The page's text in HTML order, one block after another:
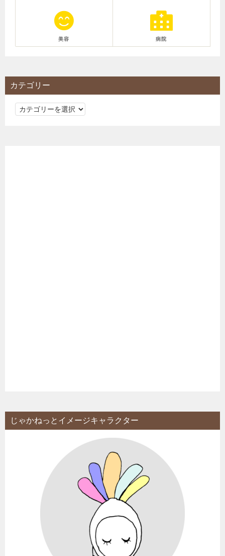
美容 病院
カテゴリー
カ
じゃかねっとイメージキャラクター